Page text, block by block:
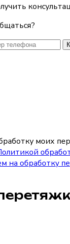
моих
на обработку